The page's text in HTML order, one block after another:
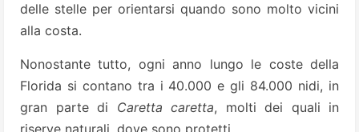
delle stelle per orientarsi quando sono molto vicini
alla costa.
Nonostante tutto, ogni anno lungo le coste della
Florida si contano tra i 40.000 e gli 84.000 nidi, in
gran parte di Caretta caretta, molti dei quali in
riserve naturali, dove sono protetti.